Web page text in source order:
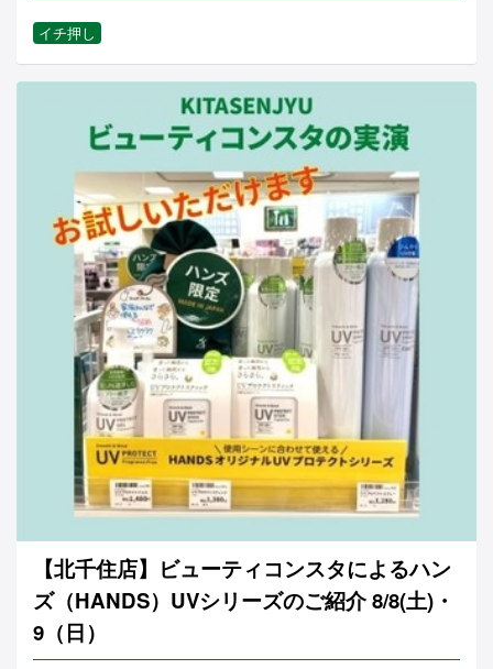
イチ押し
【北千住店】ビューティコンスタによるハン
ズ（HANDS）UVシリーズのご紹介 8/8(土)・
9（日）